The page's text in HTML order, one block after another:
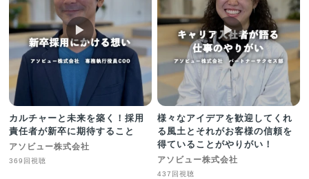
▶︎
カルチャーと未来を築く！採用
責任者が新卒に期待すること
アソビュー株式会社
369回視聴
▶︎
様々なアイデアを歓迎してくれ
る風土とそれがお客様の信頼を
得ていることがやりがい！
アソビュー株式会社
437回視聴